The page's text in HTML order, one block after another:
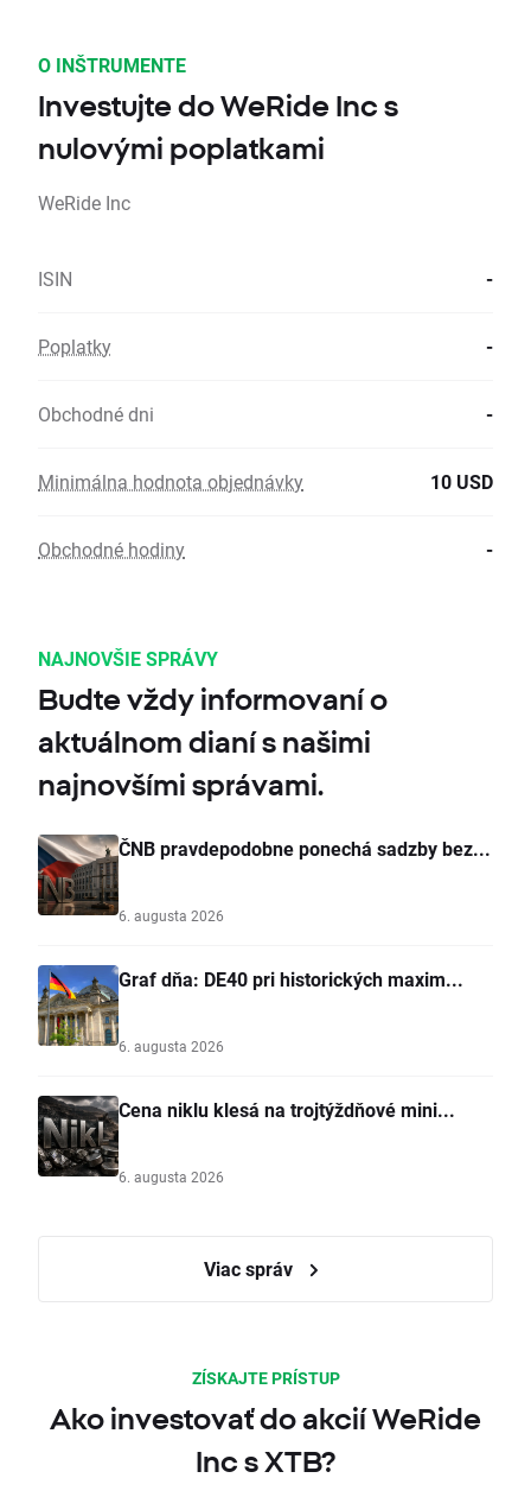
O INŠTRUMENTE
Investujte do WeRide Inc s
nulovými poplatkami
WeRide Inc
ISIN -
Poplatky -
Obchodné dni -
Minimálna hodnota objednávky 10 USD
Obchodné hodiny -
NAJNOVŠIE SPRÁVY
Budte vždy informovaní o
aktuálnom dianí s našimi
najnovšími správami.
ČNB pravdepodobne ponechá sadzby bez...
6. augusta 2026
Graf dňa: DE40 pri historických maxim...
6. augusta 2026
Cena niklu klesá na trojtýždňové mini...
6. augusta 2026
Viac správ
ZÍSKAJTE PRÍSTUP
Ako investovať do akcií WeRide
Inc s XTB?